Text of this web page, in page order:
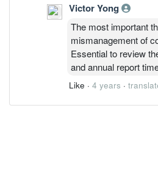
Victor Yong
The most important
mismanagement of
Essential to review
and annual report
Like · 4 years ·